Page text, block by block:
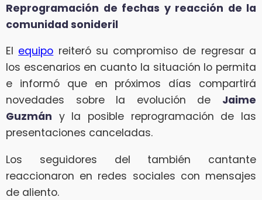
Reprogramación de fechas y reacción de la
comunidad sonideril
El equipo reiteró su compromiso de regresar a
los escenarios en cuanto la situación lo permita
e informó que en próximos días compartirá
novedades sobre la evolución de Jaime
Guzmán y la posible reprogramación de las
presentaciones canceladas.
Los seguidores del también cantante
reaccionaron en redes sociales con mensajes
de aliento.